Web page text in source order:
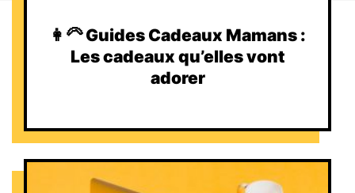
👩‍🦳 Guides Cadeaux Mamans :
Les cadeaux qu’elles vont
adorer